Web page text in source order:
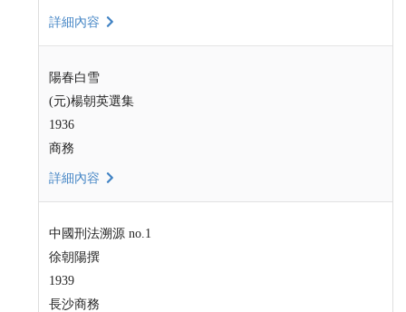
詳細內容
陽春白雪
(元)楊朝英選集
1936
商務
詳細內容
中國刑法溯源 no.1
徐朝陽撰
1939
長沙商務